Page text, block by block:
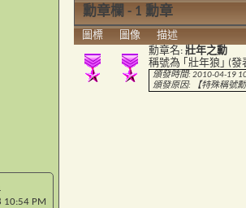
10:54 PM
勳章欄 - 1 勳章
圖標 圖像
描述
勳章名: 壯年之勳
稱號為 ｢壯年狼｣ (發
頒發時間: 2010-04-19
頒發原因: 【特殊稱號